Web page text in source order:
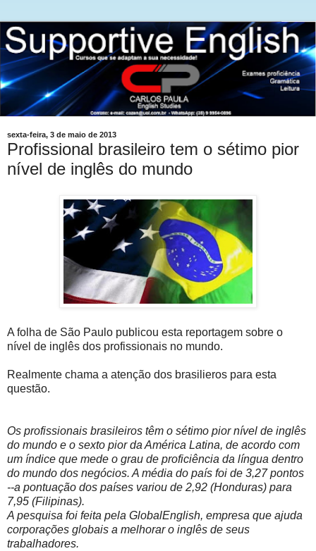
sexta-feira, 3 de maio de 2013
Profissional brasileiro tem o sétimo pior
nível de inglês do mundo
A folha de São Paulo publicou esta reportagem sobre o
nível de inglês dos profissionais no mundo.
Realmente chama a atenção dos brasilieros para esta
questão.
Os profissionais brasileiros têm o sétimo pior nível de inglês
do mundo e o sexto pior da América Latina, de acordo com
um índice que mede o grau de proficiência da língua dentro
do mundo dos negócios. A média do país foi de 3,27 pontos
--a pontuação dos países variou de 2,92 (Honduras) para
7,95 (Filipinas).
A pesquisa foi feita pela GlobalEnglish, empresa que ajuda
corporações globais a melhorar o inglês de seus
trabalhadores.